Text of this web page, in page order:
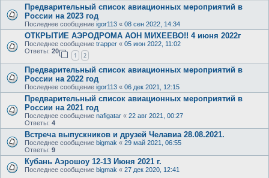
Предварительный список авиационных мероприятий в
России на 2023 год
Последнее сообщение igor113 « 08 сен 2022, 14:34
ОТКРЫТИЕ АЭРОДРОМА АОН МИХЕЕВО!! 4 июня 2022г
Последнее сообщение trapper « 05 июн 2022, 11:02
Ответы: 20
1 2
Предварительный список авиационных мероприятий в
России на 2022 год
Последнее сообщение igor113 « 06 дек 2021, 12:15
Предварительный список авиационных мероприятий в
России на 2021 год
Последнее сообщение nafigatar « 22 авг 2021, 00:27
Ответы: 4
Встреча выпускников и друзей Челавиа 28.08.2021.
Последнее сообщение bigmak « 29 май 2021, 06:55
Ответы: 9
Кубань Аэрошоу 12-13 Июня 2021 г.
Последнее сообщение bigmak « 27 дек 2020, 12:41